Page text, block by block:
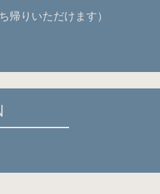
帰りいただけます）